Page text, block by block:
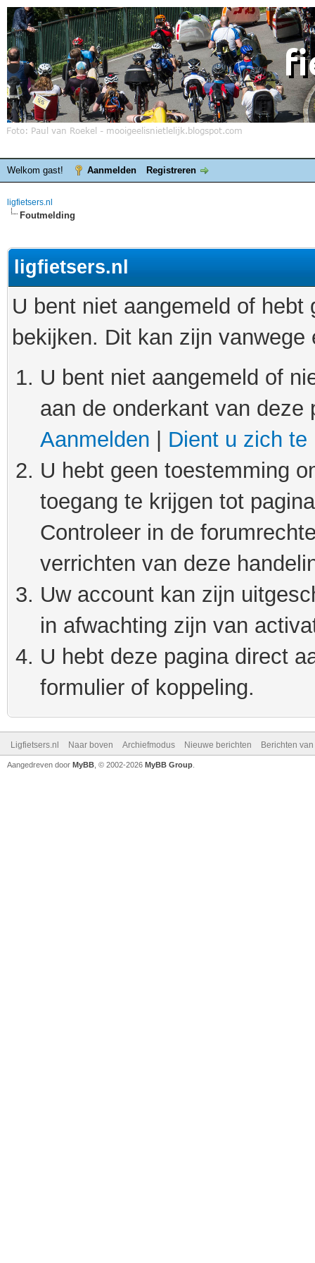
Welkom gast! Aanmelden Registreren
ligfietsers.nl
Foutmelding
ligfietsers.nl
U bent niet aangemeld of
bekijken. Dit kan zijn
U bent niet aangemeld of
aan de onderkant van
Aanmelden
Dient u zich te
U hebt geen toestemming
toegang te krijgen tot
Controleer in de
verrichten van deze
Uw account kan zijn
in afwachting zijn van
U hebt deze pagina direct
formulier of koppeling.
Ligfietsers.nl Naar boven Archiefmodus Nieuwe berichten Berichten
Aangedreven door MyBB , © 2002-2026 MyBB Group